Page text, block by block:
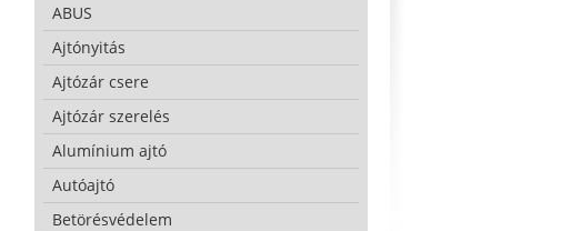
ABUS
Ajtónyitás
Ajtózár csere
Ajtózár szerelés
Alumínium ajtó
Autóajtó
Betörésvédelem